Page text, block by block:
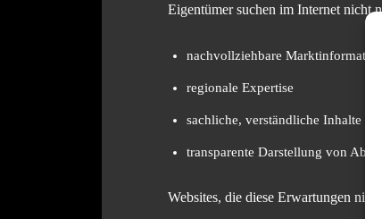
Eigentümer suchen im Internet nicht
nachvollziehbare
regionale Expertise
sachliche, verständliche Inhalte
transparente Darstellung von
Websites, die diese Erwartungen